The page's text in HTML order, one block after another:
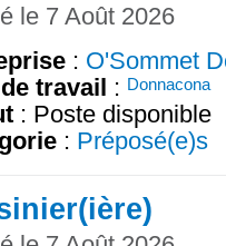
le 7 Août 2026
: O'Sommet
travail : Donnacona
: Poste disponible
: Préposé(e)s